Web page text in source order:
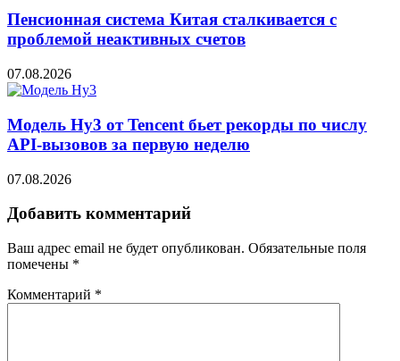
Пенсионная система Китая сталкивается с
проблемой неактивных счетов
07.08.2026
Модель Hy3 от Tencent бьет рекорды по числу
API-вызовов за первую неделю
07.08.2026
Добавить комментарий
Ваш адрес email не будет опубликован. Обязательные поля
помечены *
Комментарий *